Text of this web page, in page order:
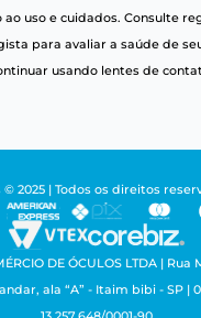
uso e cuidados. Consulte
para avaliar a saúde de
usando lentes de
© 2025 | Todos os direitos
DE ÓCULOS LTDA |
ala “A” - Itaim bibi - SP |